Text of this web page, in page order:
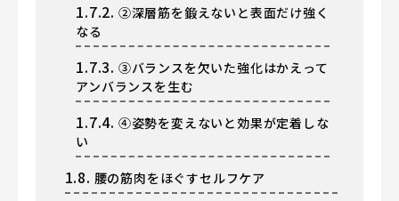
1.7.2. ②深層筋を鍛えないと表面だけ強く
なる
1.7.3. ③バランスを欠いた強化はかえって
アンバランスを生む
1.7.4. ④姿勢を変えないと効果が定着しな
い
1.8. 腰の筋肉をほぐすセルフケア